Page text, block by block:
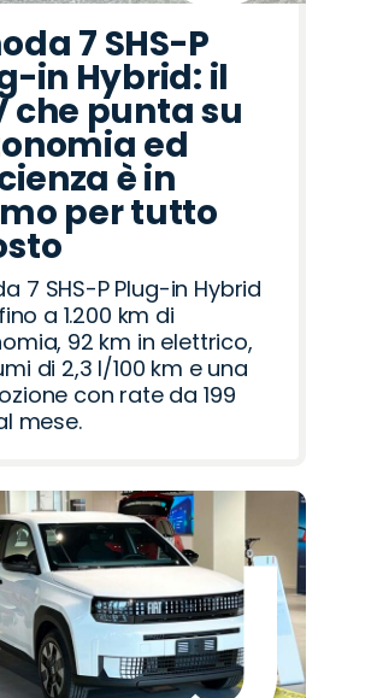
7 SHS-P
in Hybrid: il
che punta su
ed
è in
per tutto
7 SHS-P Plug-in Hybrid
a 1.200 km di
92 km in elettrico,
di 2,3 l/100 km e una
con rate da 199
mese.